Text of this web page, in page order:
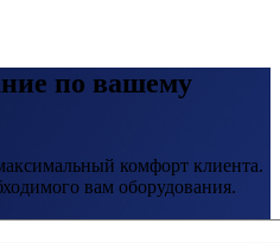
по вашему
комфорт клиента.
вам оборудования.